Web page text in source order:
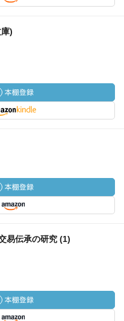
)
易伝承の研究 (1)